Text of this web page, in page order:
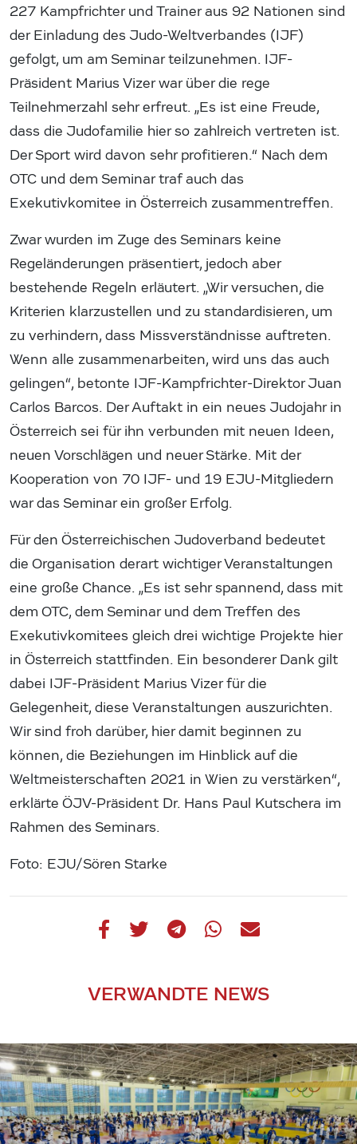
227 Kampfrichter und Trainer aus 92 Nationen sind
der Einladung des Judo-Weltverbandes (IJF)
gefolgt, um am Seminar teilzunehmen. IJF-
Präsident Marius Vizer war über die rege
Teilnehmerzahl sehr erfreut. „Es ist eine Freude,
dass die Judofamilie hier so zahlreich vertreten ist.
Der Sport wird davon sehr profitieren.“ Nach dem
OTC und dem Seminar traf auch das
Exekutivkomitee in Österreich zusammentreffen.
Zwar wurden im Zuge des Seminars keine
Regeländerungen präsentiert, jedoch aber
bestehende Regeln erläutert. „Wir versuchen, die
Kriterien klarzustellen und zu standardisieren, um
zu verhindern, dass Missverständnisse auftreten.
Wenn alle zusammenarbeiten, wird uns das auch
gelingen“, betonte IJF-Kampfrichter-Direktor Juan
Carlos Barcos. Der Auftakt in ein neues Judojahr in
Österreich sei für ihn verbunden mit neuen Ideen,
neuen Vorschlägen und neuer Stärke. Mit der
Kooperation von 70 IJF- und 19 EJU-Mitgliedern
war das Seminar ein großer Erfolg.
Für den Österreichischen Judoverband bedeutet
die Organisation derart wichtiger Veranstaltungen
eine große Chance. „Es ist sehr spannend, dass mit
dem OTC, dem Seminar und dem Treffen des
Exekutivkomitees gleich drei wichtige Projekte hier
in Österreich stattfinden. Ein besonderer Dank gilt
dabei IJF-Präsident Marius Vizer für die
Gelegenheit, diese Veranstaltungen auszurichten.
Wir sind froh darüber, hier damit beginnen zu
können, die Beziehungen im Hinblick auf die
Weltmeisterschaften 2021 in Wien zu verstärken“,
erklärte ÖJV-Präsident Dr. Hans Paul Kutschera im
Rahmen des Seminars.
Foto: EJU/Sören Starke
VERWANDTE NEWS